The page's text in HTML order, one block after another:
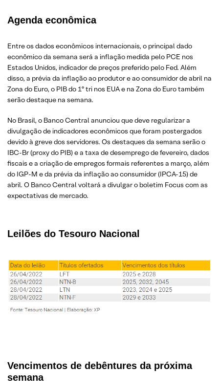
Agenda econômica
Entre os dados econômicos internacionais, o principal dado
econômico da semana será a inflação medida pelo PCE nos
Estados Unidos, indicador de preços preferido pelo Fed. Além
disso, a prévia da inflação ao produtor e ao consumidor de abril na
Zona do Euro, o PIB do 1º tri nos EUA e na Zona do Euro também
serão destaque na semana.
No Brasil, o Banco Central anunciou que deve regularizar a
divulgação de indicadores econômicos que foram postergados
devido à greve dos servidores. Os destaques da semana serão o
IBC-Br (proxy do PIB) e a taxa de desemprego de fevereiro, dados
fiscais e a criação de empregos formais referentes a março, além
do IGP-M e da prévia da inflação ao consumidor (IPCA-15) de
abril. O Banco Central voltará a divulgar o boletim Focus com as
expectativas de mercado.
Leilões do Tesouro Nacional
Vencimentos de debêntures da próxima
semana